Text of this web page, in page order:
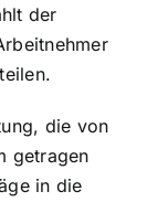
der
die von
getragen
in die